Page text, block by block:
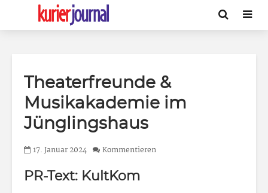
Theaterfreunde &
Musikakademie im
Jünglingshaus
17. Januar 2024 Kommentieren
PR-Text: KultKom